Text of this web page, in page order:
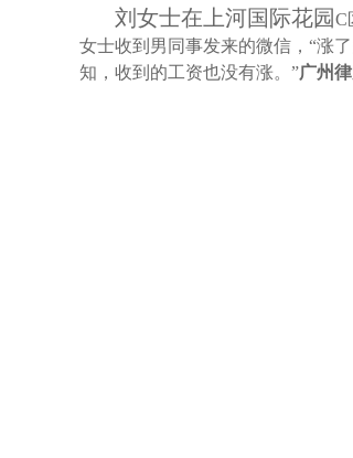
刘女士在上河国际花园C
女士收到男同事发来的微信，“涨
知，收到的工资也没有涨。”广州